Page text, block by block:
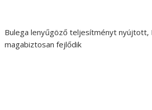
Bulega lenyűgöző teljesítményt nyújtott,
magabiztosan fejlődik